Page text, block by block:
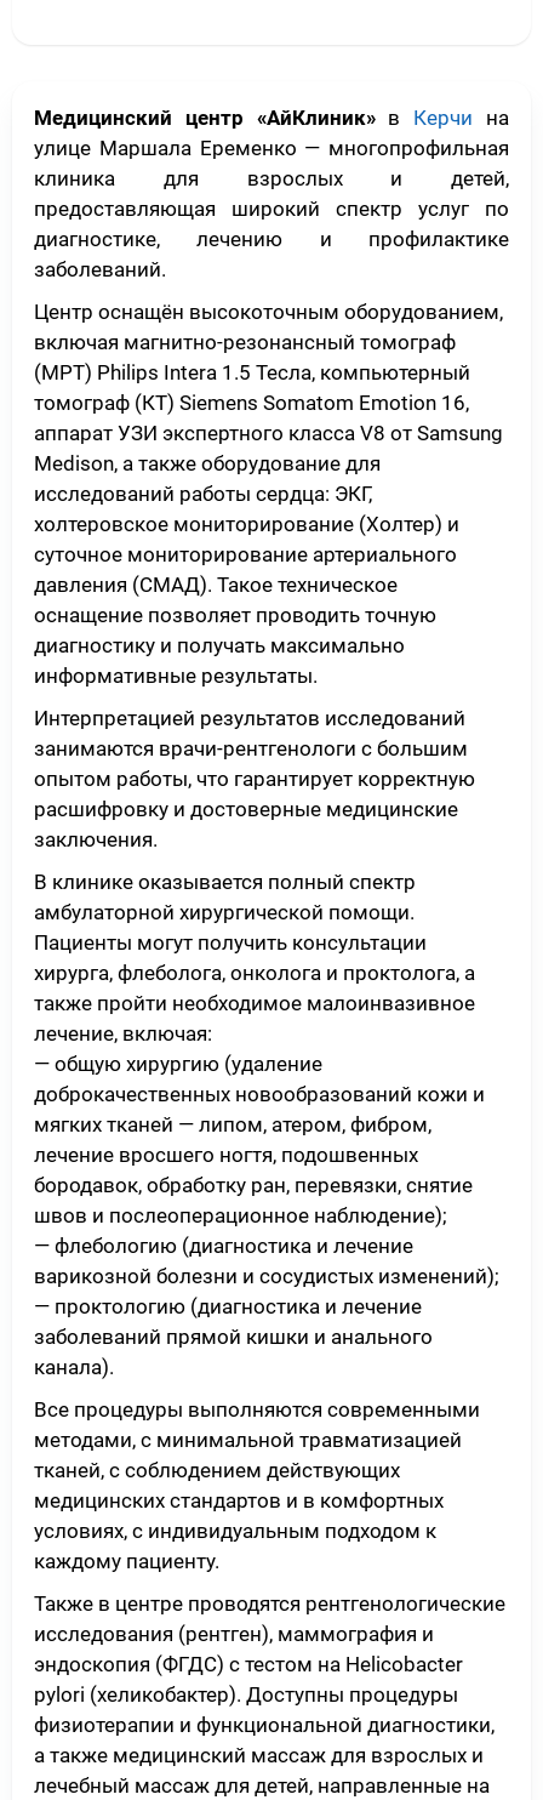
Медицинский центр «АйКлиник»в Керчи на
улице Маршала Еременко — многопрофильная
клиника для взрослых и детей,
предоставляющая широкий спектр услуг по
диагностике, лечению и профилактике
заболеваний.
Центр оснащён высокоточным оборудованием,
включая магнитно-резонансный томограф
(МРТ) Philips Intera 1.5 Тесла, компьютерный
томограф (КТ) Siemens Somatom Emotion 16,
аппарат УЗИ экспертного класса V8 от Samsung
Medison, а также оборудование для
исследований работы сердца: ЭКГ,
холтеровское мониторирование (Холтер) и
суточное мониторирование артериального
давления (СМАД). Такое техническое
оснащение позволяет проводить точную
диагностику и получать максимально
информативные результаты.
Интерпретацией результатов исследований
занимаются врачи-рентгенологи с большим
опытом работы, что гарантирует корректную
расшифровку и достоверные медицинские
заключения.
В клинике оказывается полный спектр
амбулаторной хирургической помощи.
Пациенты могут получить консультации
хирурга, флеболога, онколога и проктолога, а
также пройти необходимое малоинвазивное
лечение, включая:
— общую хирургию (удаление
доброкачественных новообразований кожи и
мягких тканей — липом, атером, фибром,
лечение вросшего ногтя, подошвенных
бородавок, обработку ран, перевязки, снятие
швов и послеоперационное наблюдение);
— флебологию (диагностика и лечение
варикозной болезни и сосудистых изменений);
— проктологию (диагностика и лечение
заболеваний прямой кишки и анального
канала).
Все процедуры выполняются современными
методами, с минимальной травматизацией
тканей, с соблюдением действующих
медицинских стандартов и в комфортных
условиях, с индивидуальным подходом к
каждому пациенту.
Также в центре проводятся рентгенологические
исследования (рентген), маммография и
эндоскопия (ФГДС) с тестом на Helicobacter
pylori (хеликобактер). Доступны процедуры
физиотерапии и функциональной диагностики,
а также медицинский массаж для взрослых и
лечебный массаж для детей, направленные на